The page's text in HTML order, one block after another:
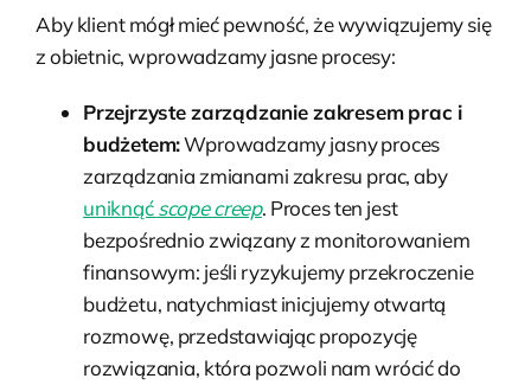
Aby klient mógł mieć pewność, że wywiązujemy się
z obietnic, wprowadzamy jasne procesy:
Przejrzyste zarządzanie zakresem prac i
budżetem:Wprowadzamy jasny proces
zarządzania zmianami zakresu prac, aby
uniknąćscope creep. Proces ten jest
bezpośrednio związany z monitorowaniem
finansowym: jeśli ryzykujemy przekroczenie
budżetu, natychmiast inicjujemy otwartą
rozmowę, przedstawiając propozycję
rozwiązania, która pozwoli nam wrócić do